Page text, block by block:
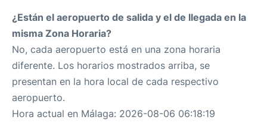
¿Están el aeropuerto de salida y el de llegada en la
misma Zona Horaria?
No, cada aeropuerto está en una zona horaria
diferente. Los horarios mostrados arriba, se
presentan en la hora local de cada respectivo
aeropuerto.
Hora actual en Málaga: 2026-08-06 06:18:19